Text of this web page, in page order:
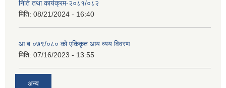
निति तथा कार्यक्रम-२०८१/०८२
मिति: 08/21/2024 - 16:40
आ.ब.०७९/०८० को एकिकृत आय व्यय विवरण
मिति: 07/16/2023 - 13:55
अन्य